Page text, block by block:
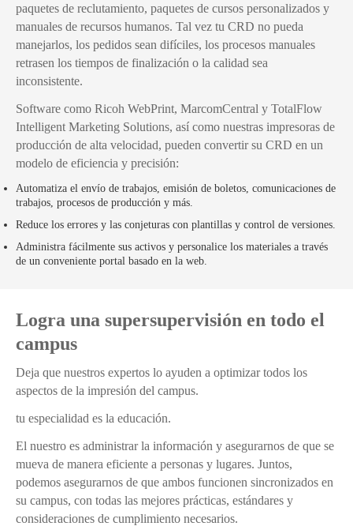
paquetes de reclutamiento, paquetes de cursos personalizados y
manuales de recursos humanos. Tal vez tu CRD no pueda
manejarlos, los pedidos sean difíciles, los procesos manuales
retrasen los tiempos de finalización o la calidad sea
inconsistente.
Software como Ricoh WebPrint, MarcomCentral y TotalFlow
Intelligent Marketing Solutions, así como nuestras impresoras de
producción de alta velocidad, pueden convertir su CRD en un
modelo de eficiencia y precisión:
Automatiza el envío de trabajos, emisión de boletos, comunicaciones de
trabajos, procesos de producción y más.
Reduce los errores y las conjeturas con plantillas y control de versiones.
Administra fácilmente sus activos y personalice los materiales a través
de un conveniente portal basado en la web.
Logra una supersupervisión en todo el
campus
Deja que nuestros expertos lo ayuden a optimizar todos los
aspectos de la impresión del campus.
tu especialidad es la educación.
El nuestro es administrar la información y asegurarnos de que se
mueva de manera eficiente a personas y lugares. Juntos,
podemos asegurarnos de que ambos funcionen sincronizados en
su campus, con todas las mejores prácticas, estándares y
consideraciones de cumplimiento necesarios.